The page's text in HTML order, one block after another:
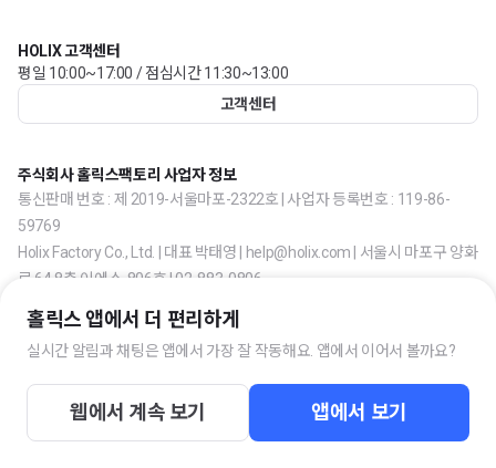
HOLIX 고객센터
평일 10:00~17:00 / 점심시간 11:30~13:00
고객센터
주식회사 홀릭스팩토리 사업자 정보
통신판매 번호 : 제 2019-서울마포-2322호 | 사업자 등록번호 : 119-86-
59769
Holix Factory Co., Ltd. | 대표 박태영 | help@holix.com | 서울시 마포구 양화
로 64 8층 이에스-806호 | 02-883-0806
홀릭스 앱에서 더 편리하게
실시간 알림과 채팅은 앱에서 가장 잘 작동해요. 앱에서 이어서 볼까요?
웹에서 계속 보기 앱에서 보기